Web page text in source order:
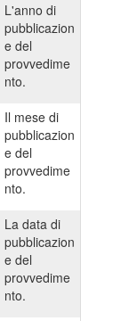
L'anno di
pubblicazion
e del
provvedime
nto.
Il mese di
pubblicazion
e del
provvedime
nto.
La data di
pubblicazion
e del
provvedime
nto.